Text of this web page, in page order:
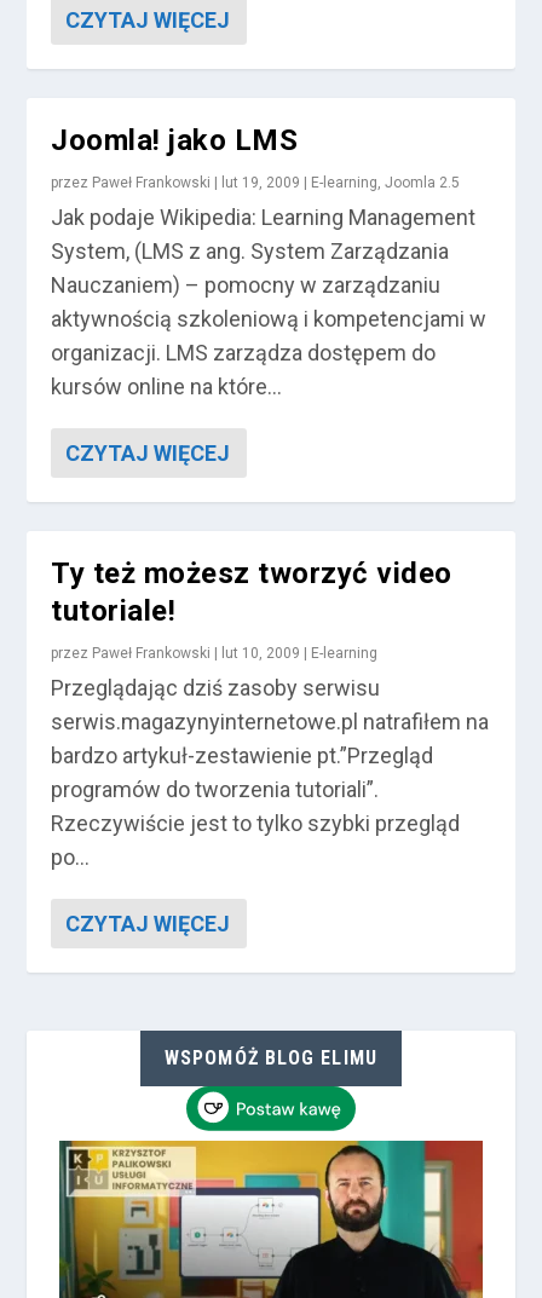
CZYTAJ WIĘCEJ
Joomla! jako LMS
przez Paweł Frankowski lut 19, 2009 E-learning,Joomla 2.5
Jak podaje Wikipedia: Learning Management
System, (LMS z ang. System Zarządzania
Nauczaniem) – pomocny w zarządzaniu
aktywnością szkoleniową i kompetencjami w
organizacji. LMS zarządza dostępem do
kursów online na które...
CZYTAJ WIĘCEJ
Ty też możesz tworzyć video
tutoriale!
przez Paweł Frankowski lut 10, 2009 E-learning
Przeglądając dziś zasoby serwisu
serwis.magazynyinternetowe.pl natrafiłem na
bardzo artykuł-zestawienie pt.”Przegląd
programów do tworzenia tutoriali”.
Rzeczywiście jest to tylko szybki przegląd
po...
CZYTAJ WIĘCEJ
WSPOMÓŻ BLOG ELIMU